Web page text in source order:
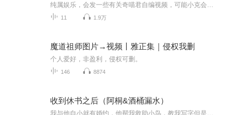
11 1.9万
魔道祖师图片→视频丨雅正集｜侵权我删
个人爱好，非盈利，侵权可删。
146 8874
收到休书之后（阿桐&酒桶漏水）